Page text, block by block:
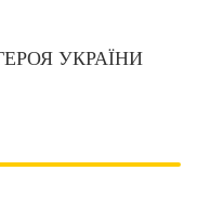
УКРАЇНИ